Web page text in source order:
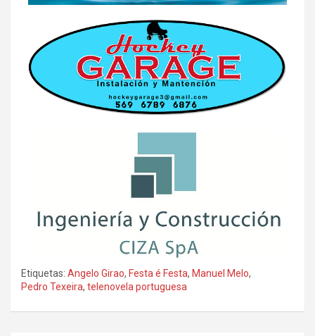
Etiquetas: Angelo Girao, Festa é Festa, Manuel Melo,
Pedro Texeira, telenovela portuguesa